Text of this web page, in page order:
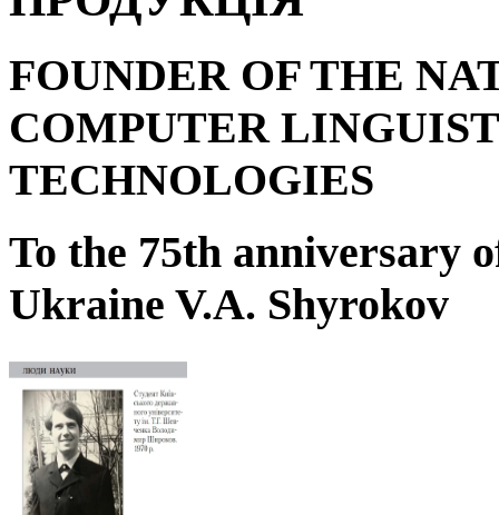
FOUNDER OF THE
COMPUTER
TECHNOLOGIES
To the 75th anniversary
Ukraine V.A. Shyrokov